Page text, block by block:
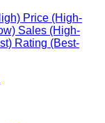
Price (High-
Sales (High-
Rating (Best-